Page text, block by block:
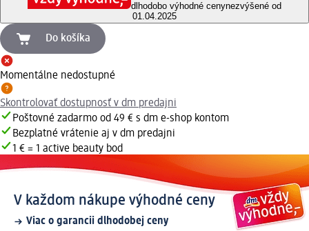
dlhodobo výhodné cenynezvýšené od
01.04.2025
Do košíka
Momentálne nedostupné
Skontrolovať dostupnosť v dm predajni
Poštovné zadarmo od 49 € s dm e-shop kontom
Bezplatné vrátenie aj v dm predajni
1 € = 1 active beauty bod
V každom nákupe výhodné ceny
Viac o garancii dlhodobej ceny